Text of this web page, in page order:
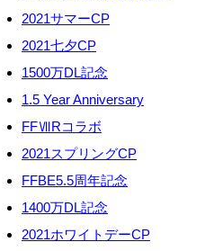
2021サマーCP
2021七夕CP
1500万DL記念
1.5 Year Anniversary
FFⅦRコラボ
2021スプリングCP
FFBE5.5周年記念
1400万DL記念
2021ホワイトデーCP